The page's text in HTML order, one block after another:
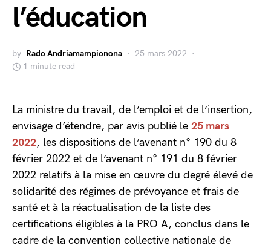
l’éducation
by Rado Andriamampionona
25 mars 2022
1 minute read
La ministre du travail, de l’emploi et de l’insertion,
envisage d’étendre, par avis publié le 25 mars
2022, les dispositions de l’avenant n° 190 du 8
février 2022 et de l’avenant n° 191 du 8 février
2022 relatifs à la mise en œuvre du degré élevé de
solidarité des régimes de prévoyance et frais de
santé et à la réactualisation de la liste des
certifications éligibles à la PRO A, conclus dans le
cadre de la convention collective nationale de